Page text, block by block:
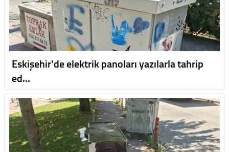
Eskişehir'de elektrik panoları yazılarla tahrip
ed…